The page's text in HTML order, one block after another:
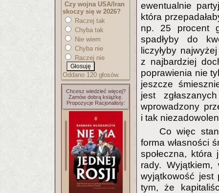
Czy wojna USA/Iran
skoczy się w 2026?
Raczej tak
Chyba tak
Nie wiem
Chyba nie
Raczej nie
Oddano 120 głosów.
Chcesz wiedzieć więcej?
Zamów dobrą książkę.
Propozycje Racjonalisty:
ewentualnie
która
np. 25 procent
spadłyby do
liczyłyby
z najbardziej
poprawienia nie
jeszcze
jest
wprowadzony
i tak
Co więc
forma własności
społeczna,
rady.
wyjątkowość
tym, że